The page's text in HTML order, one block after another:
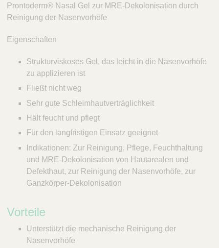
Prontoderm® Nasal Gel zur MRE-Dekolonisation durch
Reinigung der Nasenvorhöfe
Eigenschaften
Strukturviskoses Gel, das leicht in die Nasenvorhöfe
zu applizieren ist
Fließt nicht weg
Sehr gute Schleimhautverträglichkeit
Hält feucht und pflegt
Für den langfristigen Einsatz geeignet
Indikationen: Zur Reinigung, Pflege, Feuchthaltung
und MRE-Dekolonisation von Hautarealen und
Defekthaut, zur Reinigung der Nasenvorhöfe, zur
Ganzkörper-Dekolonisation
Vorteile
Unterstützt die mechanische Reinigung der
Nasenvorhöfe